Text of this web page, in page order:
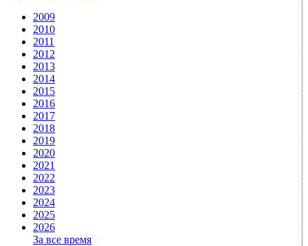
2009
2010
2011
2012
2013
2014
2015
2016
2017
2018
2019
2020
2021
2022
2023
2024
2025
2026
За все время